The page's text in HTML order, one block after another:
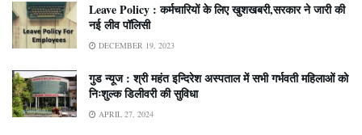
Leave Policy : कर्मचारियों के लिए खुशखबरी,सरकार ने जारी की
नई लीव पॉलिसी
DECEMBER 19, 2023
गुड न्यूज : श्री महंत इन्दिरेश अस्पताल में सभी गर्भवती महिलाओं को
निःशुल्क डिलीवरी की सुविधा
APRIL 27, 2024